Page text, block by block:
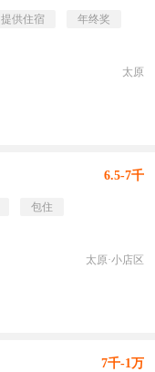
提供住宿
年终奖
太原
6.5-7千
包住
太原·小店区
7千-1万